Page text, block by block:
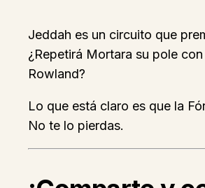
Jeddah es un circuito que
¿Repetirá Mortara su pole
Rowland?
Lo que está claro es que la
No te lo pierdas.